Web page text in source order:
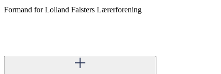
Formand for Lolland Falsters Lærerforening